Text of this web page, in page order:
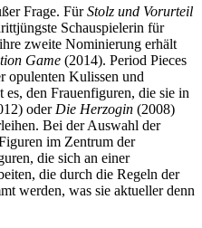
Frage. FürStolz und Vorurteil
Schauspielerin für
zweite Nominierung erhält
Game (2014). Period Pieces
opulenten Kulissen und
den Frauenfiguren, die sie in
oder Die Herzogin (2008)
Bei der Auswahl der
im Zentrum der
die sich an einer
die durch die Regeln der
werden, was sie aktueller denn